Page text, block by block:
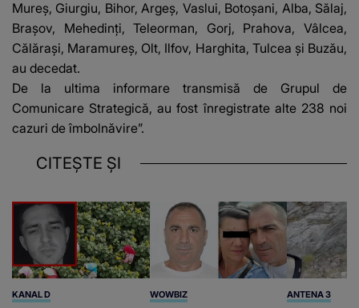
Mureş, Giurgiu, Bihor, Argeş, Vaslui, Botoşani, Alba, Sălaj,
Braşov, Mehedinţi, Teleorman, Gorj, Prahova, Vâlcea,
Călăraşi, Maramureş, Olt, Ilfov, Harghita, Tulcea şi Buzău,
au decedat.
De la ultima informare transmisă de Grupul de
Comunicare Strategică, au fost înregistrate alte 238 noi
cazuri de îmbolnăvire”.
CITEȘTE ȘI
KANAL D WOWBIZ ANTENA 3